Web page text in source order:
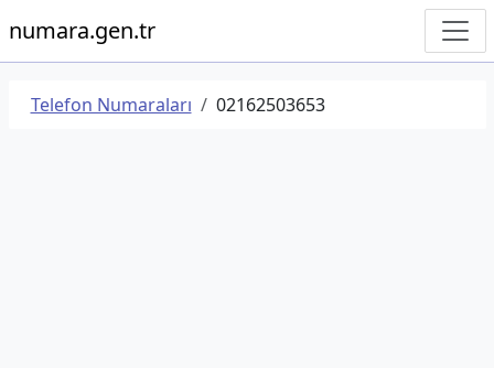
numara.gen.tr
Telefon Numaraları 02162503653